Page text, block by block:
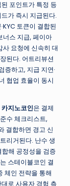
포인트가 특정 등
가 즉시 지급된다.
토큰이 결합된
너스 지급, 페이아
사 요청에 신속히 대
된다. 어트리뷰션
증하고, 지급 지연·
협업 효율이 동시
카지노코인은 결제
수 체크리스트,
결합하면 경고 신
리거된다. 난수 생
해 공정성을 검증
스테이블코인 결
체인 전략을 통해
로 사용자 경험 측